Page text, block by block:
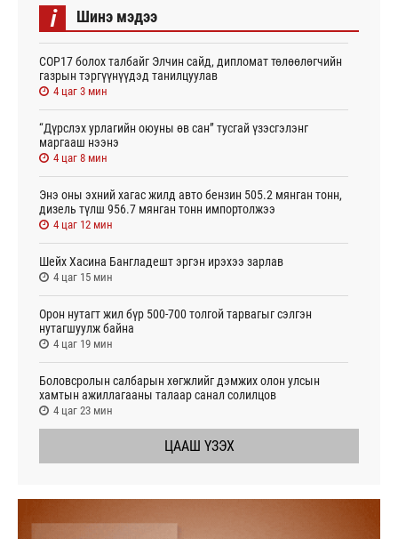
i Шинэ мэдээ
СОР17 болох талбайг Элчин сайд, дипломат төлөөлөгчийн
газрын тэргүүнүүдэд танилцуулав
4 цаг 3 мин
“Дүрслэх урлагийн оюуны өв сан” тусгай үзэсгэлэнг
маргааш нээнэ
4 цаг 8 мин
Энэ оны эхний хагас жилд авто бензин 505.2 мянган тонн,
дизель түлш 956.7 мянган тонн импортолжээ
4 цаг 12 мин
Шейх Хасина Бангладешт эргэн ирэхээ зарлав
4 цаг 15 мин
Орон нутагт жил бүр 500-700 толгой тарвагыг сэлгэн
нутагшуулж байна
4 цаг 19 мин
Боловсролын салбарын хөгжлийг дэмжих олон улсын
хамтын ажиллагааны талаар санал солилцов
4 цаг 23 мин
ЦААШ ҮЗЭХ